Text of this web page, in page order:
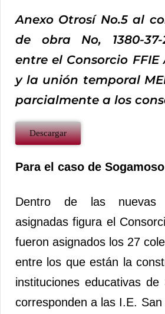
Anexo Otrosí No.5 al
de obra No, 1380-37-
entre el Consorcio FFIE
y la unión temporal
parcialmente a los
Descargar
Para el caso de Sogamoso
Dentro de las nuevas
asignadas figura el
fueron asignados los 27
entre los que están la
instituciones educativas de
corresponden a las I.E.